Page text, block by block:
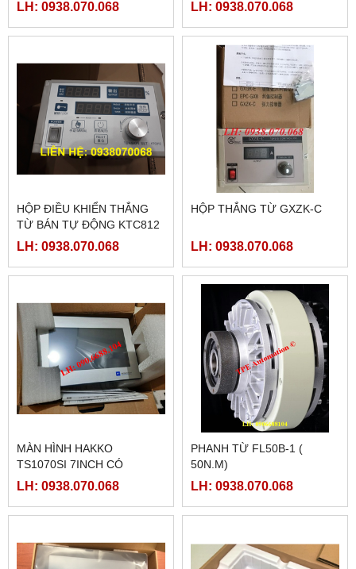
LH: 0938.070.068 LH: 0938.070.068
HỘP ĐIỀU KHIỂN THẮNG
TỪ BÁN TỰ ĐỘNG KTC812
LH: 0938.070.068
HỘP THẮNG TỪ GXZK-C
LH: 0938.070.068
MÀN HÌNH HAKKO
TS1070SI 7INCH CÓ
ETHERNET
LH: 0938.070.068
PHANH TỪ FL50B-1 (
50N.M)
LH: 0938.070.068